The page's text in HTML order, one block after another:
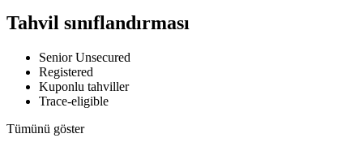
Tahvil sınıflandırması
Senior Unsecured
Registered
Kuponlu tahviller
Trace-eligible
Tümünü göster